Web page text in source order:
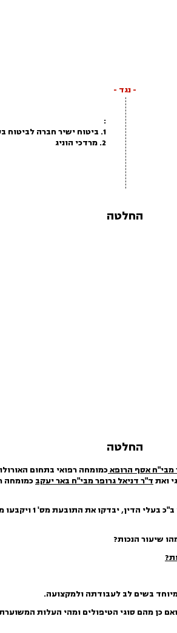
- נגד -
:
1. ביטוח ישיר חברה לביטוח בע"מ
2. מרדכי הוניג
החלטה
החלטה
מבי"ח אסף הרופאכמומחה רפואי בתחום
ואת ד"ר דניאל גרופר מבי"ח באר יעקב כמומחה
המומחים יעיינו
שיעור הנכות?
בשים לב לעבודתה ולמקצועה.
כן מהם סוגי הטיפולים ומהי העלות